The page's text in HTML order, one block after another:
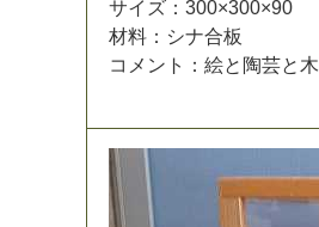
サイ ズ ： 300×300×90
材料 ： シナ合板
コ メ ン ト ： 絵と 陶芸と 木